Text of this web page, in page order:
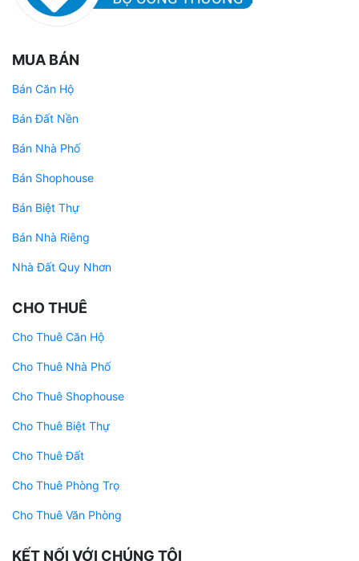
MUA BÁN
Bán Căn Hộ
Bán Đất Nền
Bán Nhà Phố
Bán Shophouse
Bán Biệt Thự
Bán Nhà Riêng
Nhà Đất Quy Nhơn
CHO THUÊ
Cho Thuê Căn Hộ
Cho Thuê Nhà Phố
Cho Thuê Shophouse
Cho Thuê Biệt Thự
Cho Thuê Đất
Cho Thuê Phòng Trọ
Cho Thuê Văn Phòng
KẾT NỐI VỚI CHÚNG TÔI